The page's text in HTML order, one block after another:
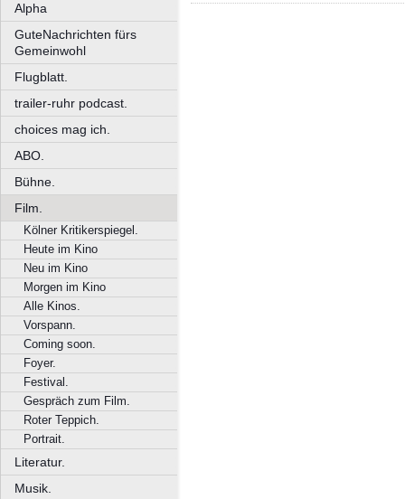
Alpha
GuteNachrichten fürs
Gemeinwohl
Flugblatt.
trailer-ruhr podcast.
choices mag ich.
ABO.
Bühne.
Film.
Kölner Kritikerspiegel.
Heute im Kino
Neu im Kino
Morgen im Kino
Alle Kinos.
Vorspann.
Coming soon.
Foyer.
Festival.
Gespräch zum Film.
Roter Teppich.
Portrait.
Literatur.
Musik.